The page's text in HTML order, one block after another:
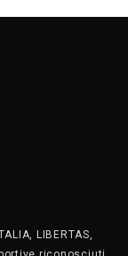
LIBERTAS,